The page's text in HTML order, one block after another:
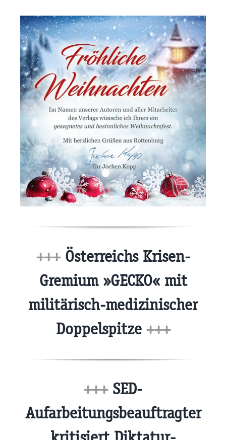
+++Österreichs Krisen-
Gremium »GECKO« mit
militärisch-medizinischer
Doppelspitze +++
+++SED-
Aufarbeitungsbeauftragter